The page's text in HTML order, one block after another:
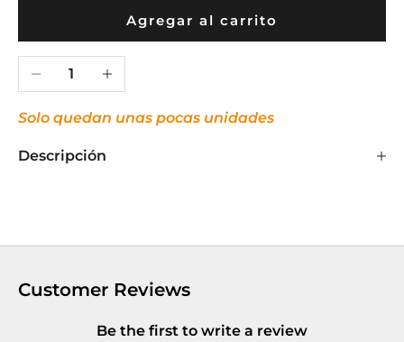
Agregar al carrito
Reducir cantidadAumentar cantidad
Solo quedan unas pocas unidades
Descripción
Customer Reviews
Be the first to write a review